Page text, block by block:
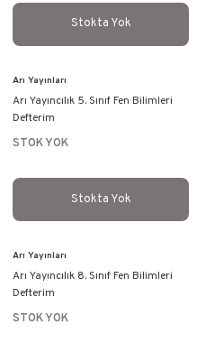
Stokta Yok
Arı Yayınları
Arı Yayıncılık 5. Sınıf Fen Bilimleri
Defterim
STOK YOK
Stokta Yok
Arı Yayınları
Arı Yayıncılık 8. Sınıf Fen Bilimleri
Defterim
STOK YOK